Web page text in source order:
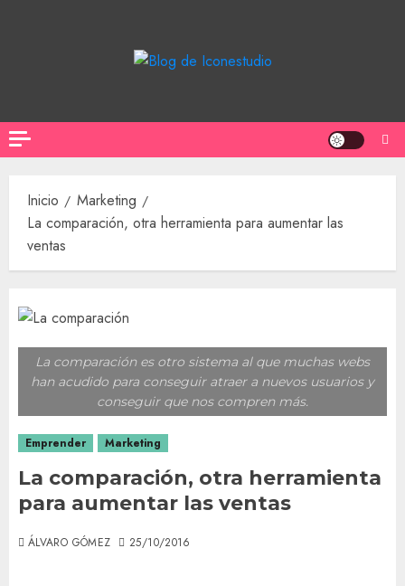
Inicio
Marketing
La comparación, otra herramienta para aumentar las
ventas
Emprender Marketing
La comparación, otra herramienta
para aumentar las ventas
ÁLVARO GÓMEZ 25/10/2016
La comparación es otro sistema al que muchas webs
han acudido para conseguir atraer a nuevos usuarios y
conseguir que nos compren más.